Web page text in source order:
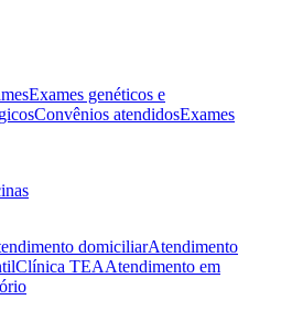
Exames genéticos e
Convênios atendidosExames
domiciliarAtendimento
Clínica TEAAtendimento em